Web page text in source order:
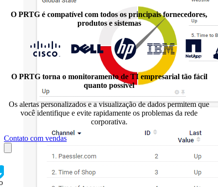
O PRTG é compatível com todos os principais fornecedores,
produtos e sistemas
O PRTG torna o monitoramento de TI empresarial tão fácil
quanto possível
Os alertas personalizados e a visualização de dados permitem que
você identifique e evite rapidamente os problemas da rede
corporativa.
Contato com vendas